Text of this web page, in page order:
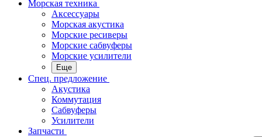
Морская техника
Аксессуары
Морская акустика
Морские ресиверы
Морские сабвуферы
Морские усилители
Еще
Спец. предложение
Акустика
Коммутация
Сабвуферы
Усилители
Запчасти